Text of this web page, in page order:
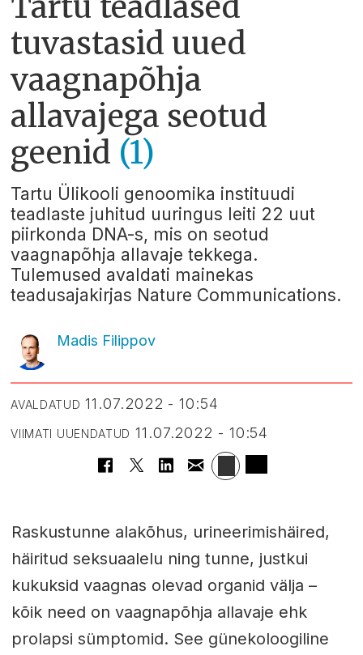
tuvastasid uued
vaagnapõhja
allavajega seotud
geenid (1)
Tartu Ülikooli genoomika instituudi
teadlaste juhitud uuringus leiti 22 uut
piirkonda DNA-s, mis on seotud
vaagnapõhja allavaje tekkega.
Tulemused avaldati mainekas
teadusajakirjas Nature Communications.
Madis Filippov
AVALDATUD 11.07.2022 - 10:54
VIIMATI UUENDATUD 11.07.2022 - 10:54
Raskustunne alakõhus, urineerimishäired,
häiritud seksuaalelu ning tunne, justkui
kukuksid vaagnas olevad organid välja –
kõik need on vaagnapõhja allavaje ehk
prolapsi sümptomid. See günekoloogiline